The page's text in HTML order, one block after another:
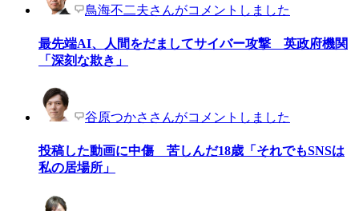
鳥海不二夫さんがコメントしました
最先端AI、人間をだましてサイバー攻撃 英政府機関
「深刻な欺き」
谷原つかささんがコメントしました
投稿した動画に中傷 苦しんだ18歳「それでもSNSは
私の居場所」